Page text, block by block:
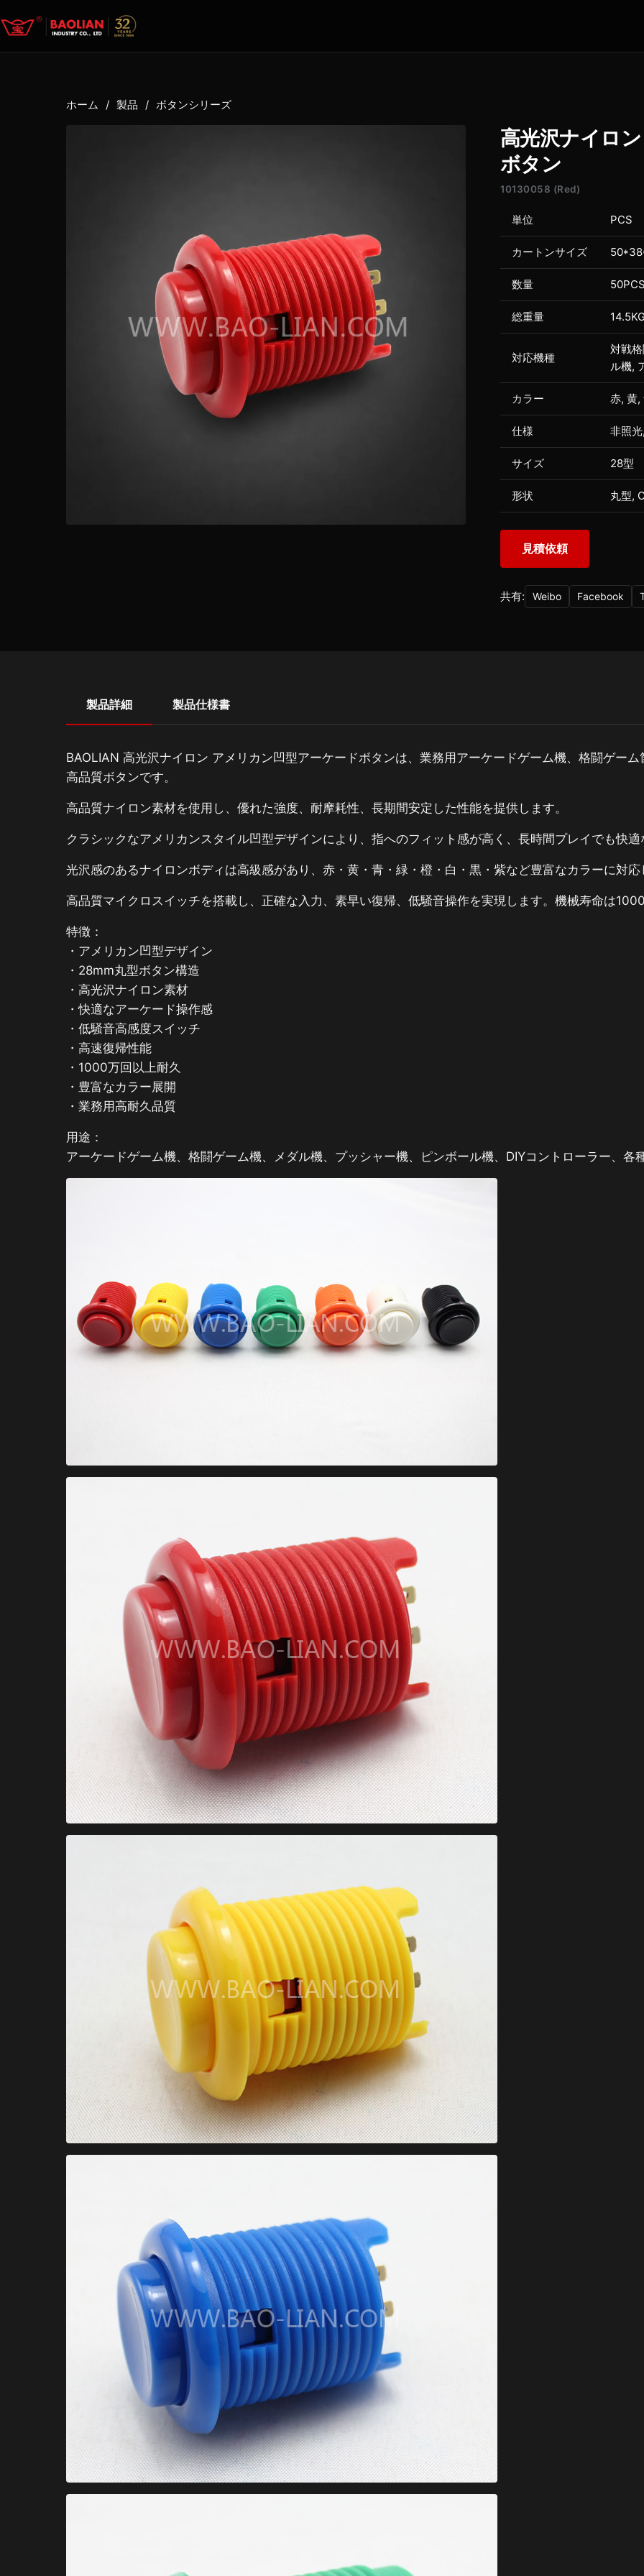
ホーム / 製品 / ボタンシリーズ
高光沢ナイロ
ボタン
10130058 (Red)
単位 PCS
カートンサイズ
数量
総重量
対応機種
対戦
ル機,
カラー 赤, 黄,
仕様 非照
サイズ 28型
形状 丸型,
見積依頼
共有: Weibo Facebook
製品詳細 製品仕様書
BAOLIAN 高光沢ナイロン アメリカン凹型アーケードボタンは、業務用アーケードゲーム機、格闘ゲー
高品質ボタンです。
高品質ナイロン素材を使用し、優れた強度、耐摩耗性、長期間安定した性能を提供します。
クラシックなアメリカンスタイル凹型デザインにより、指へのフィット感が高く、長時間プレイでも快適
光沢感のあるナイロンボディは高級感があり、赤・黄・青・緑・橙・白・黒・紫など豊富なカラーに対応
高品質マイクロスイッチを搭載し、正確な入力、素早い復帰、低騒音操作を実現します。機械寿命は
特徴：
・アメリカン凹型デザイン
・28mm丸型ボタン構造
・高光沢ナイロン素材
・快適なアーケード操作感
・低騒音高感度スイッチ
・高速復帰性能
・1000万回以上耐久
・豊富なカラー展開
・業務用高耐久品質
用途：
アーケードゲーム機、格闘ゲーム機、メダル機、プッシャー機、ピンボール機、DIYコントローラー、各